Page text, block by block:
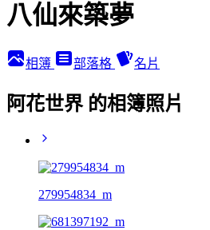
八仙來築夢
相簿 部落格 名片
阿花世界 的相簿照片
279954834_m